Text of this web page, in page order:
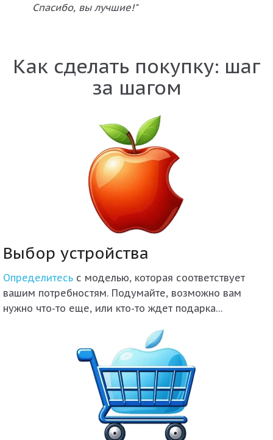
Спасибо, вы лучшие!"
Как сделать покупку: шаг
за шагом
Выбор устройства
Определитесь с моделью, которая соответствует
вашим потребностям. Подумайте, возможно вам
нужно что-то еще, или кто-то ждет подарка…